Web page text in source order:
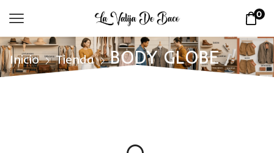
0
Inicio Tienda BODY GLOBE